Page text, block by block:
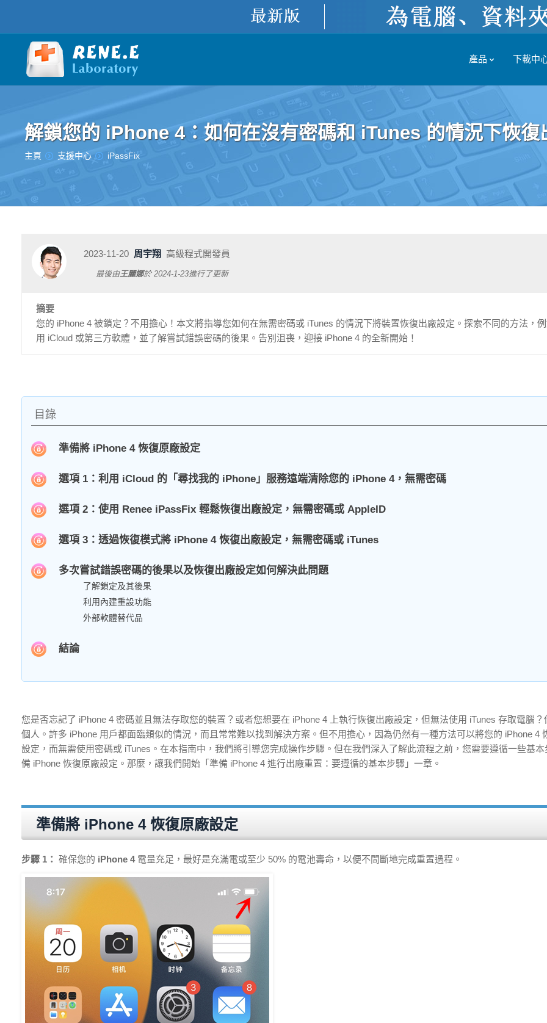
產品 下載中
解鎖您的 iPhone 4：如何在沒有密碼和 iTunes 的情況下恢復
您在此处：
主頁 支援中心 iPassFix
2023-11-20 周宇翔 高級程式開發員
最後由王麗娜於2024-1-23進行了更新
摘要
您的 iPhone 4 被鎖定？不用擔心！本文將指導您如何在無需密碼或 iTunes 的情況下將裝置恢復出廠設定。探索不同的方法，
用 iCloud 或第三方軟體，並了解嘗試錯誤密碼的後果。告別沮喪，迎接 iPhone 4 的全新開始！
目錄
準備將 iPhone 4 恢復原廠設定
選項 1：利用 iCloud 的「尋找我的 iPhone」服務遠端清除您的 iPhone 4，無需密碼
選項 2：使用 Renee iPassFix 輕鬆恢復出廠設定，無需密碼或 AppleID
選項 3：透過恢復模式將 iPhone 4 恢復出廠設定，無需密碼或 iTunes
多次嘗試錯誤密碼的後果以及恢復出廠設定如何解決此問題
了解鎖定及其後果
利用內建重設功能
外部軟體替代品
結論
您是否忘記了 iPhone 4 密碼並且無法存取您的裝置？或者您想要在 iPhone 4 上執行恢復出廠設定，但無法使用 iTunes 存取電腦？
個人。許多 iPhone 用戶都面臨類似的情況，而且常常難以找到解決方案。但不用擔心，因為仍然有一種方法可以將您的 iPhone 4
設定，而無需使用密碼或 iTunes。在本指南中，我們將引導您完成操作步驟。但在我們深入了解此流程之前，您需要遵循一些基
備 iPhone 恢復原廠設定。那麼，讓我們開始「準備 iPhone 4 進行出廠重置：要遵循的基本步驟」一章。
準備將 iPhone 4 恢復原廠設定
步驟 1： 確保您的 iPhone 4電量充足，最好是充滿電或至少 50% 的電池壽命，以便不間斷地完成重置過程。